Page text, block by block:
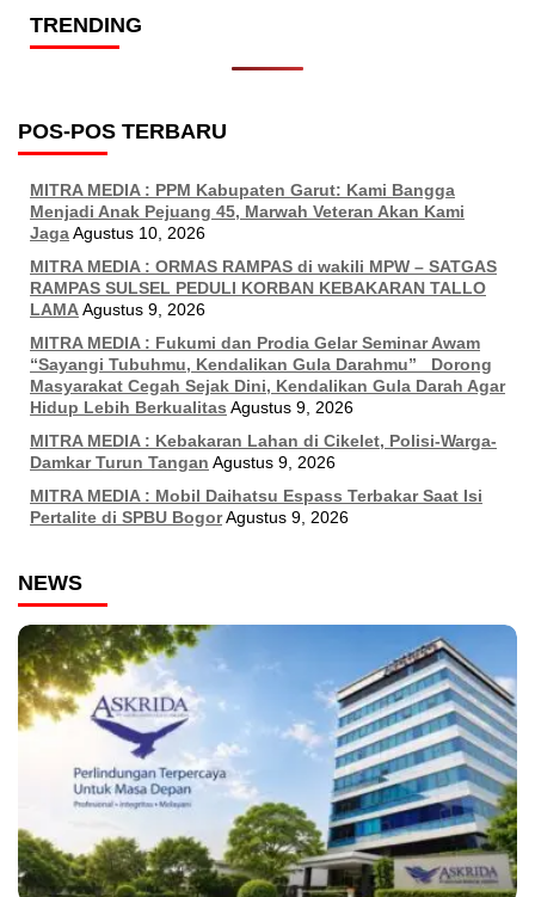
TRENDING
POS-POS TERBARU
MITRA MEDIA : PPM Kabupaten Garut: Kami Bangga
Menjadi Anak Pejuang 45, Marwah Veteran Akan Kami
JagaAgustus 10, 2026
MITRA MEDIA : ORMAS RAMPAS di wakili MPW – SATGAS
RAMPAS SULSEL PEDULI KORBAN KEBAKARAN TALLO
LAMAAgustus 9, 2026
MITRA MEDIA : Fukumi dan Prodia Gelar Seminar Awam
“Sayangi Tubuhmu, Kendalikan Gula Darahmu” Dorong
Masyarakat Cegah Sejak Dini, Kendalikan Gula Darah Agar
Hidup Lebih Berkualitas Agustus 9, 2026
MITRA MEDIA : Kebakaran Lahan di Cikelet, Polisi-Warga-
Damkar Turun Tangan Agustus 9, 2026
MITRA MEDIA : Mobil Daihatsu Espass Terbakar Saat Isi
Pertalite di SPBU BogorAgustus 9, 2026
NEWS